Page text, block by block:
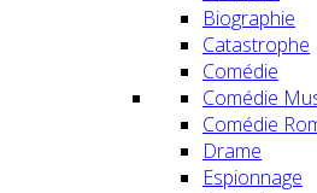
Biographie
Catastrophe
Comédie
Comédie
Comédie
Drame
Espionnage